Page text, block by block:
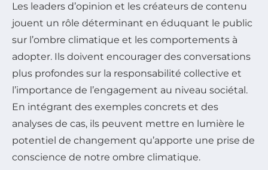
Les leaders d’opinion et les créateurs de contenu
jouent un rôle déterminant en éduquant le public
sur l’ombre climatique et les comportements à
adopter. Ils doivent encourager des conversations
plus profondes sur la responsabilité collective et
l’importance de l’engagement au niveau sociétal.
En intégrant des exemples concrets et des
analyses de cas, ils peuvent mettre en lumière le
potentiel de changement qu’apporte une prise de
conscience de notre ombre climatique.